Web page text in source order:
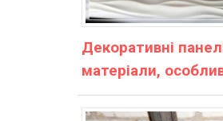
Декоративні
матеріали,